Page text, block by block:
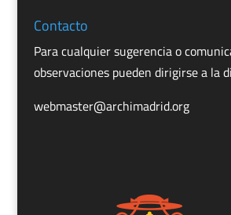
Contacto
Para cualquier sugerencia o
observaciones pueden dirigirse a la
webmaster@archimadrid.org